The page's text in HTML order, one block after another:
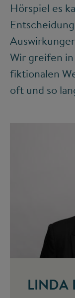
Hörspiel es
Wir greifen
fiktionalen
oft und so
LINDA